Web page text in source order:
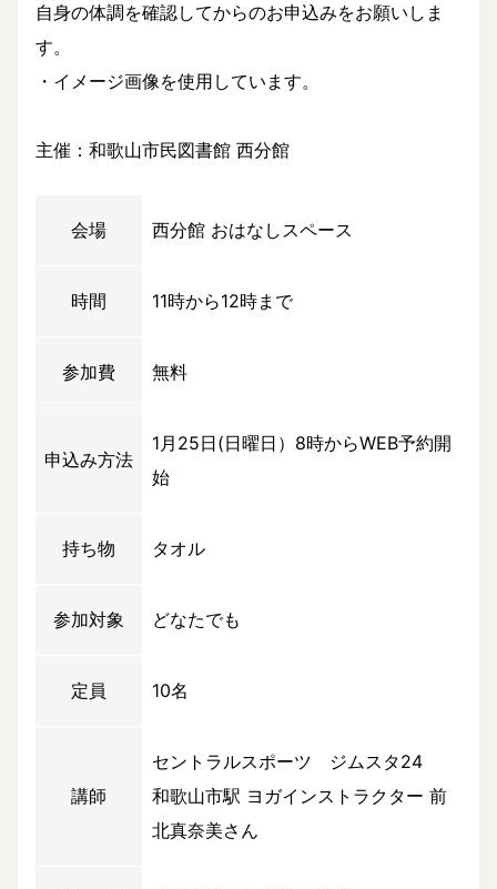
自身の体調を確認してからのお申込みをお願いしま
す。
・イメージ画像を使用しています。
主催：和歌山市民図書館 西分館
会場 西分館 おはなしスペース
時間 11時から12時まで
参加費 無料
申込み方法
1月25日(日曜日）8時からWEB予約開
始
持ち物 タオル
参加対象 どなたでも
定員 10名
講師
セントラルスポーツ ジムスタ24
和歌山市駅 ヨガインストラクター 前
北真奈美さん